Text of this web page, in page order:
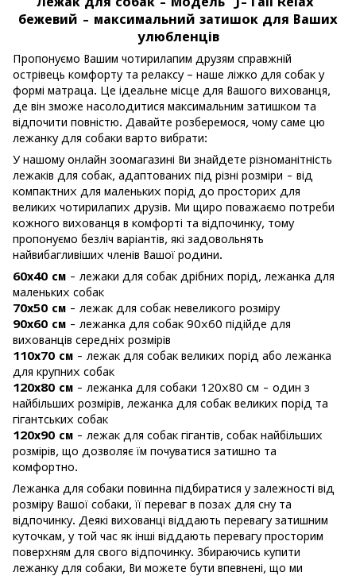
бежевий - максимальний затишок для Ваших
улюбленців
Пропонуємо Вашим чотирилапим друзям справжній
острівець комфорту та релаксу – наше ліжко для собак у
формі матраца. Це ідеальне місце для Вашого вихованця,
де він зможе насолодитися максимальним затишком та
відпочити повністю. Давайте розберемося, чому саме цю
лежанку для собаки варто вибрати:
У нашому онлайн зоомагазині Ви знайдете різноманітність
лежаків для собак, адаптованих під різні розміри - від
компактних для маленьких порід до просторих для
великих чотирилапих друзів. Ми щиро поважаємо потреби
кожного вихованця в комфорті та відпочинку, тому
пропонуємо безліч варіантів, які задовольнять
найвибагливіших членів Вашої родини.
60х40 см - лежаки для собак дрібних порід, лежанка для
маленьких собак
70х50 см - лежак для собак невеликого розміру
90х60 см - лежанка для собак 90х60 підійде для
вихованців середніх розмірів
110х70 см - лежак для собак великих порід або лежанка
для крупних собак
120х80 см - лежанка для собаки 120х80 см - один з
найбільших розмірів, лежанка для собак великих порід та
гігантських собак
120х90 см - лежак для собак гігантів, собак найбільших
розмірів, що дозволяє їм почуватися затишно та
комфортно.
Лежанка для собаки повинна підбиратися у залежності від
розміру Вашої собаки, її переваг в позах для сну та
відпочинку. Деякі вихованці віддають перевагу затишним
куточкам, у той час як інші віддають перевагу просторим
поверхням для свого відпочинку. Збираючись купити
лежанку для собаки, Ви можете бути впевнені, що ми